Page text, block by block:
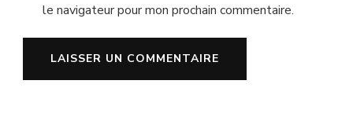
le navigateur pour mon prochain commentaire.